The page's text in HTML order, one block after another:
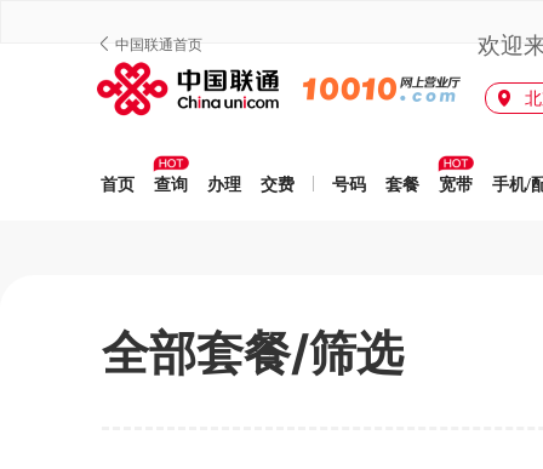
中国联通首页 欢迎
首页 查询 办理 交费 号码 套餐 宽带 手机/
全部套餐/筛选